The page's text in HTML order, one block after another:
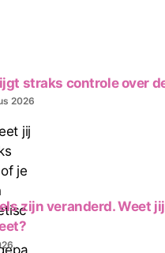
straks controle over
2026
zijn veranderd. Weet